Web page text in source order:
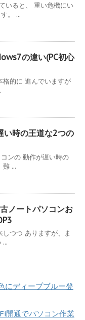
いると、 重い危機にい
。 ...
の違い(PC初心
的に 進んでいますが
時の王道な2つの
ンの 動作が遅い時の
難 ...
ノートパソコンお
つつ ありますが、ま
...
にディープブルー登
開通でパソコン作業